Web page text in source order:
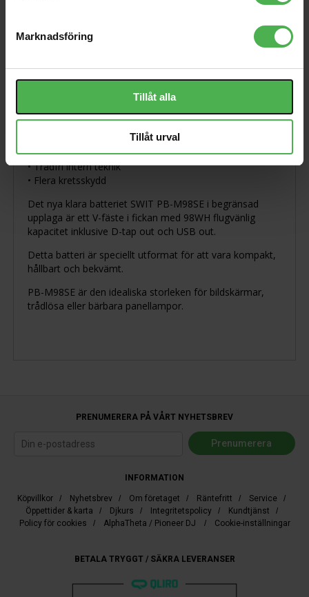
Marknadsföring
Tillåt alla
Tillåt urval
• Litet V-monterat batteri, fickpassform
• 98Wh/6,8Ah flugvänlig kapacitet
• Max 100W/8A konstant belastning
• 1x D-tap-utgång & laddningsingång
• 1x USB 5V/2A-utgång
• 5-stegs LED-strömindikator
• Ströminformation för både SONY & RED
• Trådfri intern teknik
• Flera kretsskydd
Det nya klara batteriet SWIT PB-M98SE i begränsad
upplaga är ett V-fäste i fickan med 98WH flugvänlig
kapacitet inklusive D-tap out och USB out.
Detta batteri är speciellt utformat för att vara kompakt,
hållbart och bekvämt.
PB-M98SE är den idealiska storleken för bildskärmar,
trådlösa eller bärbara panellampor.
PRENUMERERA PÅ VÅRT NYHETSBREV
INFORMATION
Köpvillkor / Nyhetsbrev / Om företaget / Räntefritt / Service /
Öppettider & karta / Djkurs / Integritetspolicy / Kundtjänst /
Policy för cookies / AlphaTheta / Pioneer DJ / Cookie-inställningar
BETALA TRYGGT / SÄKRA LEVERANSER